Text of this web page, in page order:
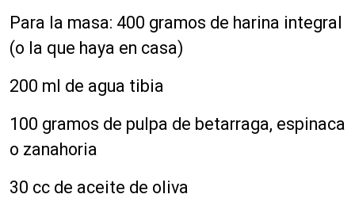
Para la masa: 400 gramos de harina integral
(o la que haya en casa)
200 ml de agua tibia
100 gramos de pulpa de betarraga, espinaca
o zanahoria
30 cc de aceite de oliva